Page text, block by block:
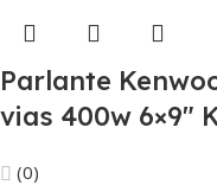
Parlante
vias 400w 6×9″
(0)